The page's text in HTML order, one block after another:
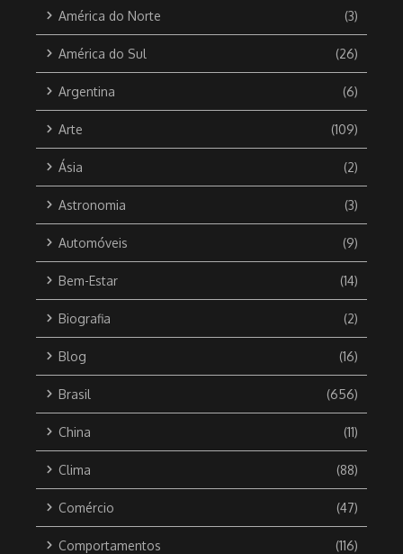
América do Norte (3)
América do Sul (26)
Argentina (6)
Arte (109)
Ásia (2)
Astronomia (3)
Automóveis (9)
Bem-Estar (14)
Biografia (2)
Blog (16)
Brasil (656)
China (11)
Clima (88)
Comércio (47)
Comportamentos (116)